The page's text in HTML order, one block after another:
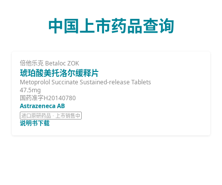
中国上市药品查询
倍他乐克 Betaloc ZOK
琥珀酸美托洛尔缓释片
Metoprolol Succinate Sustained-release Tablets
47.5mg
国药准字H20140780
Astrazeneca AB
进口原研药品 · 上市销售中
说明书下载